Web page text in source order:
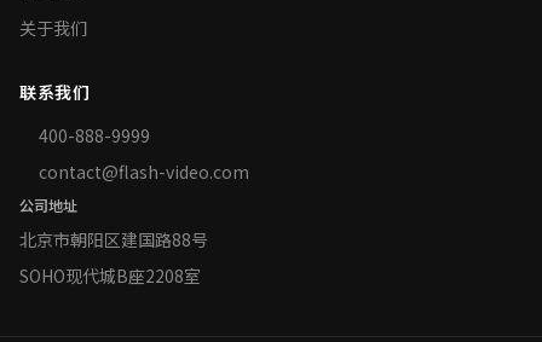
关于我们
联系我们
400-888-9999
contact@flash-video.com
公司地址
北京市朝阳区建国路88号
SOHO现代城B座2208室